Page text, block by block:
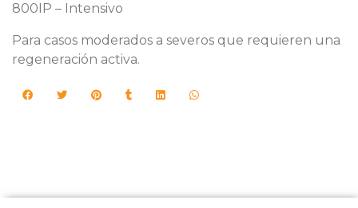
800IP – Intensivo
Para casos moderados a severos que requieren una
regeneración activa.